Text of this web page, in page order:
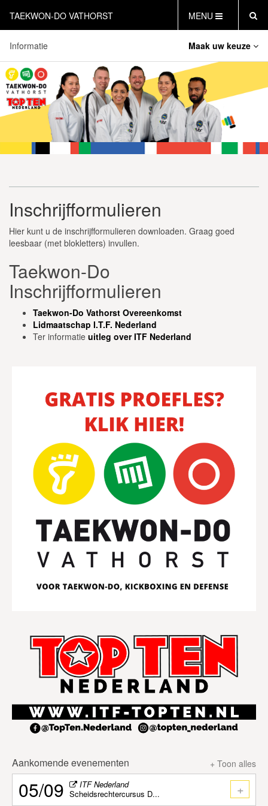
TAEKWON-DO VATHORST MENU
HOME
NIEUWS
AGENDA
INFORMATIE
LESTIJDEN
WAT IS TAEKWON-DO?
GRATIS PROEFLES INPLANNEN
Informatie Maak uw keuze
Lestijden
Inschrijfformulieren
Vertrouwenscontactpersoon (VCP)
CB19NL
Inschrijfformulieren
Hier kunt u de inschrijfformulieren downloaden. Graag goed
leesbaar (met blokletters) invullen.
Taekwon-Do
Inschrijfformulieren
Taekwon-Do Vathorst Overeenkomst
Lidmaatschap I.T.F. Nederland
Ter informatie uitleg over ITF Nederland
Aankomende evenementen + Toon alles
05/09
ITF Nederland
Scheidsrechtercursus D...
+